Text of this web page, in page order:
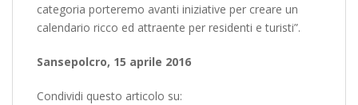
categoria porteremo avanti iniziative per creare un
calendario ricco ed attraente per residenti e turisti”.
Sansepolcro, 15 aprile 2016
Condividi questo articolo su: